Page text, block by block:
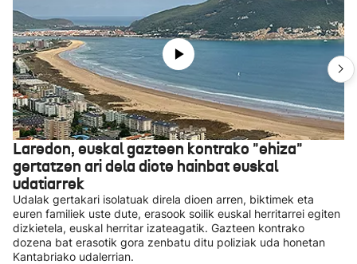
Laredon, euskal gazteen kontrako "ehiza"
gertatzen ari dela diote hainbat euskal
udatiarrek
Udalak gertakari isolatuak direla dioen arren, biktimek eta
euren familiek uste dute, erasook soilik euskal herritarrei egiten
dizkietela, euskal herritar izateagatik. Gazteen kontrako
dozena bat erasotik gora zenbatu ditu poliziak uda honetan
Kantabriako udalerrian.